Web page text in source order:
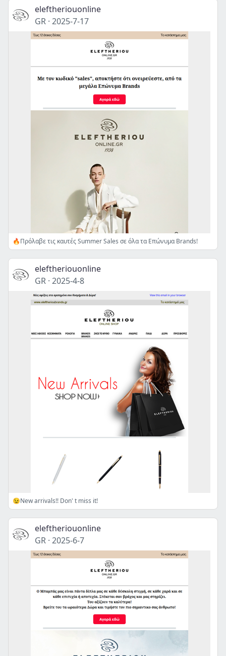
eleftheriouonline
GR · 2025-7-17
🔥Πρόλαβε τις καυτές Summer Sales σε όλα τα Επώνυμα Brands!
eleftheriouonline
GR · 2025-4-8
😉New arrivals!! Don' t miss it!
eleftheriouonline
GR · 2025-6-7